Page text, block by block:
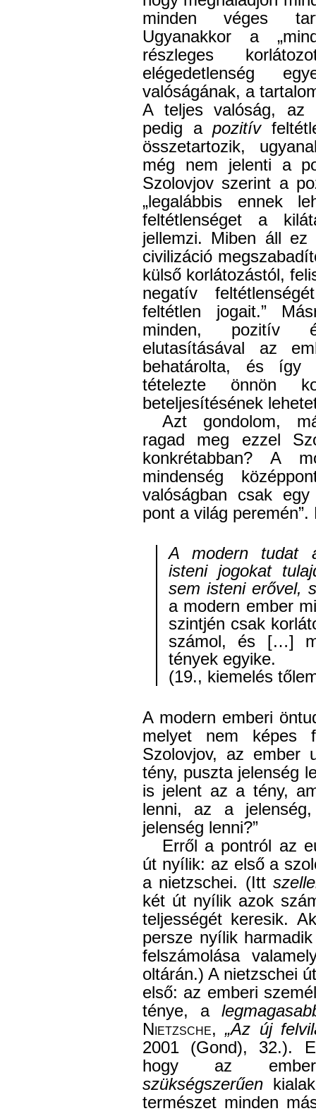
minden véges
Ugyanakkor a
részleges
elégedetlenség
valóságának, a
A teljes valóság, az
pedig apozitív
összetartozik,
még nem jelenti a
Szolovjov szerint a
„legalábbis ennek
feltétlenséget a
jellemzi. Miben áll ez
civilizáció
külső korlátozástól,
negatív
feltétlen jogait.”
minden, pozitív
elutasításával az
behatárolta, és így
tételezte önnön
beteljesítésének
Azt gondolom,
ragad meg ezzel
konkrétabban? A
mindenség
valóságban csak
pont a világ
A modern tudat
isteni jogokat
sem isteni erővel,
a modern ember
szintjén csak
számol, és […]
tények egyike.
(19., kiemelés
A modern emberi
melyet nem képes
Szolovjov, az ember
tény, puszta jelenség
is jelent az a tény,
lenni, az a
jelenség lenni?”
Erről a pontról az
út nyílik: az első a
a nietzschei. (Itt
két út nyílik azok
teljességét keresik.
persze nyílik
felszámolása
oltárán.) A nietzschei
első: az emberi
ténye, a
Nietzsche,„Az új
2001 (Gond), 32.).
hogy az
szükségszerűen
természet minden